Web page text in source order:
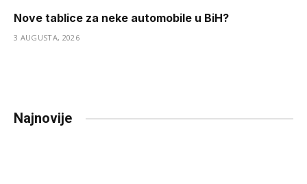
Nove tablice za neke automobile u BiH?
3 AUGUSTA, 2026
Najnovije